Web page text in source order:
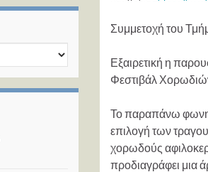
Συμμετοχή του
Εξαιρετική η
Φεστιβάλ
Το παραπάνω
επιλογή των
χορωδούς
προδιαγράφει μια